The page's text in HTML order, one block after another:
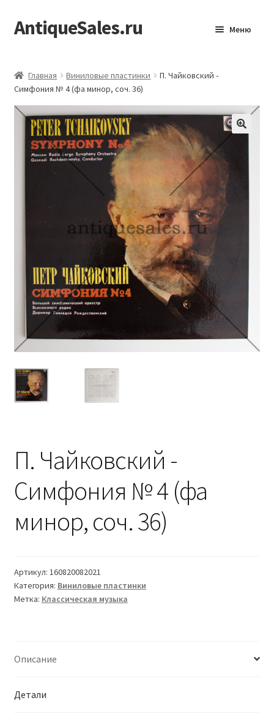
Перейти
к
Перейти
к
AntiqueSales.ru Меню
Главная Виниловые пластинки
П. Чайковский -
Симфония № 4 (фа минор, соч. 36)
П. Чайковский -
Симфония № 4 (фа
минор, соч. 36)
Артикул: 160820082021
Категория: Виниловые пластинки
Метка: Классическая музыка
Описание
Детали